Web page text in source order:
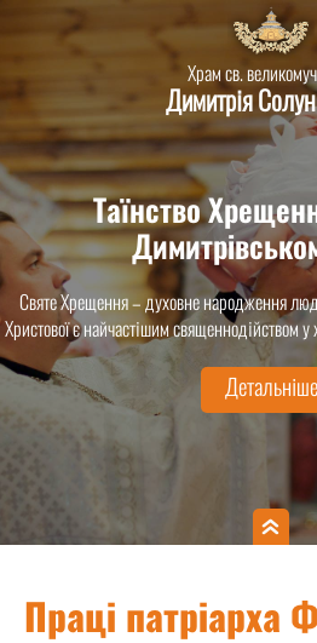
Храм св.
Димитрія
Таїнство
Святе Хрещення – духовне народження
Христової є найчастішим священнодійством
Детальніше
Праці патріарха